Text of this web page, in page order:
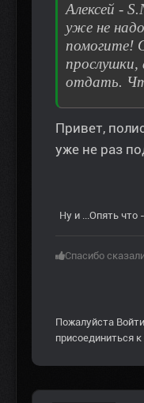
Алексей -
уже не
помогите!
прослушки,
отдать.
Привет,
уже не раз
Ну и ...Опять что
Спасибо
Пожалуйста Войти
присоединиться